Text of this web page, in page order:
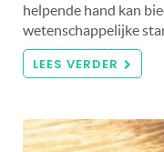
helpende hand kan
wetenschappelijke
LEES VERDER